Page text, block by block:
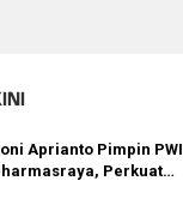
Aprianto Pimpin PWI
Perkuat